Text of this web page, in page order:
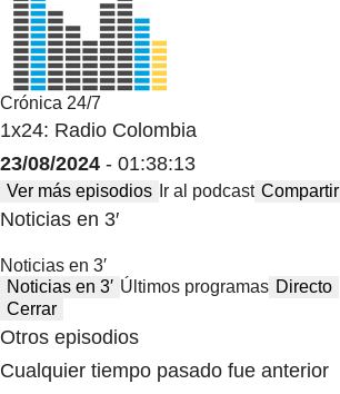
Crónica 24/7
1x24: Radio Colombia
23/08/2024 - 01:38:13
Ver más episodios Ir al podcast Compartir
Noticias en 3′
Noticias en 3′
Noticias en 3′ Últimos programas Directo
Cerrar
Otros episodios
Cualquier tiempo pasado fue anterior